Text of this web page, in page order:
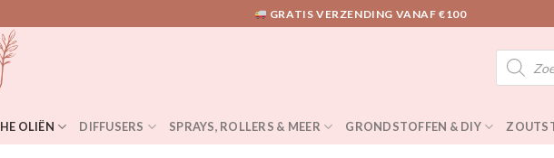
GRATIS VERZENDING VANAF €100
Producten
zoeken
OLIËN DIFFUSERS SPRAYS, ROLLERS & MEER GRONDSTOFFEN & DIY